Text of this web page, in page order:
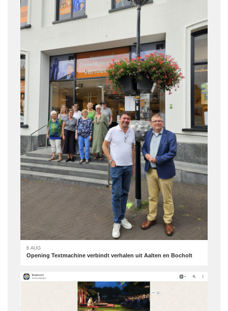
6 AUG
Opening Textmachine verbindt verhalen uit Aalten en Bocholt